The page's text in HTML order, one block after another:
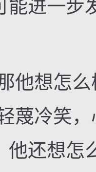
能进一步
想怎么
蔑冷笑
他还想怎